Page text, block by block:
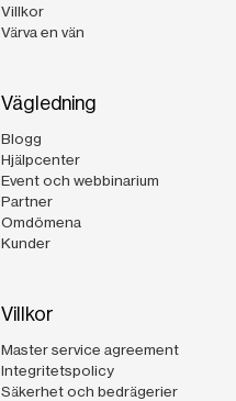
Villkor
Värva en vän
Vägledning
Blogg
Hjälpcenter
Event och webbinarium
Partner
Omdömena
Kunder
Villkor
Master service agreement
Integritetspolicy
Säkerhet och bedrägerier